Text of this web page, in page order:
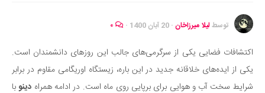
موفقیت و مهارت‌های فردی
تغذیه سالم
بهداشت
توسطلیلا میرزاخان · 20 آبان 1400 ·
اکتشافات فضایی یکی از سرگرمی‌های جالب این روزهای دانشمندان است.
یکی از ایده‌های خلاقانه جدید در این باره، زیستگاه اوریگامی مقاوم در برابر
شرایط سخت آب و هوایی برای برپایی روی ماه است. در ادامه همراه دینوبا